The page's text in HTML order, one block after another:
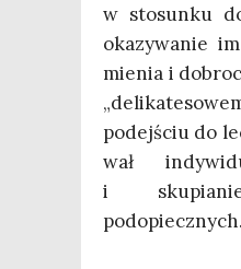
w sto­sun­ku
oka­zy­wa­nie
mie­nia i
podej­ściu do
wał
i
podopiecznych.